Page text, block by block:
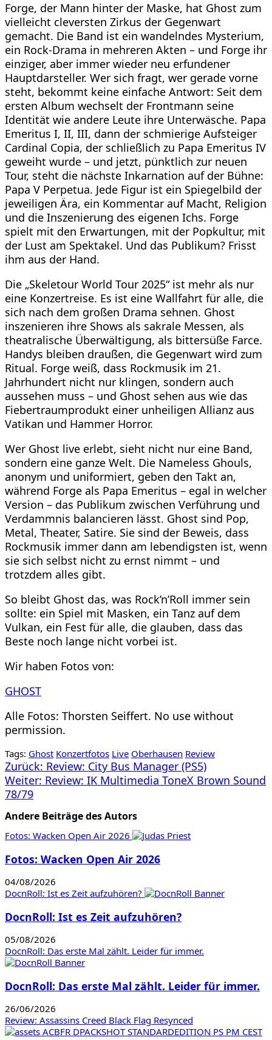
Forge, der Mann hinter der Maske, hat Ghost zum
vielleicht cleversten Zirkus der Gegenwart
gemacht. Die Band ist ein wandelndes Mysterium,
ein Rock-Drama in mehreren Akten – und Forge ihr
einziger, aber immer wieder neu erfundener
Hauptdarsteller. Wer sich fragt, wer gerade vorne
steht, bekommt keine einfache Antwort: Seit dem
ersten Album wechselt der Frontmann seine
Identität wie andere Leute ihre Unterwäsche. Papa
Emeritus I, II, III, dann der schmierige Aufsteiger
Cardinal Copia, der schließlich zu Papa Emeritus IV
geweiht wurde – und jetzt, pünktlich zur neuen
Tour, steht die nächste Inkarnation auf der Bühne:
Papa V Perpetua. Jede Figur ist ein Spiegelbild der
jeweiligen Ära, ein Kommentar auf Macht, Religion
und die Inszenierung des eigenen Ichs. Forge
spielt mit den Erwartungen, mit der Popkultur, mit
der Lust am Spektakel. Und das Publikum? Frisst
ihm aus der Hand.
Die „Skeletour World Tour 2025“ ist mehr als nur
eine Konzertreise. Es ist eine Wallfahrt für alle, die
sich nach dem großen Drama sehnen. Ghost
inszenieren ihre Shows als sakrale Messen, als
theatralische Überwältigung, als bittersüße Farce.
Handys bleiben draußen, die Gegenwart wird zum
Ritual. Forge weiß, dass Rockmusik im 21.
Jahrhundert nicht nur klingen, sondern auch
aussehen muss – und Ghost sehen aus wie das
Fiebertraumprodukt einer unheiligen Allianz aus
Vatikan und Hammer Horror.
Wer Ghost live erlebt, sieht nicht nur eine Band,
sondern eine ganze Welt. Die Nameless Ghouls,
anonym und uniformiert, geben den Takt an,
während Forge als Papa Emeritus – egal in welcher
Version – das Publikum zwischen Verführung und
Verdammnis balancieren lässt. Ghost sind Pop,
Metal, Theater, Satire. Sie sind der Beweis, dass
Rockmusik immer dann am lebendigsten ist, wenn
sie sich selbst nicht zu ernst nimmt – und
trotzdem alles gibt.
So bleibt Ghost das, was Rock’n’Roll immer sein
sollte: ein Spiel mit Masken, ein Tanz auf dem
Vulkan, ein Fest für alle, die glauben, dass das
Beste noch lange nicht vorbei ist.
Wir haben Fotos von:
GHOST
Alle Fotos: Thorsten Seiffert. No use without
permission.
Tags: Ghost Konzertfotos Live Oberhausen Review
Beitragsnavigation
Zurück: Review: City Bus Manager (PS5)
Weiter: Review: IK Multimedia ToneX Brown Sound
78/79
Andere Beiträge des Autors
Fotos: Wacken Open Air 2026
Fotos: Wacken Open Air 2026
04/08/2026
DocnRoll: Ist es Zeit aufzuhören?
DocnRoll: Ist es Zeit aufzuhören?
05/08/2026
DocnRoll: Das erste Mal zählt. Leider für immer.
DocnRoll: Das erste Mal zählt. Leider für immer.
26/06/2026
Review: Assassins Creed Black Flag Resynced